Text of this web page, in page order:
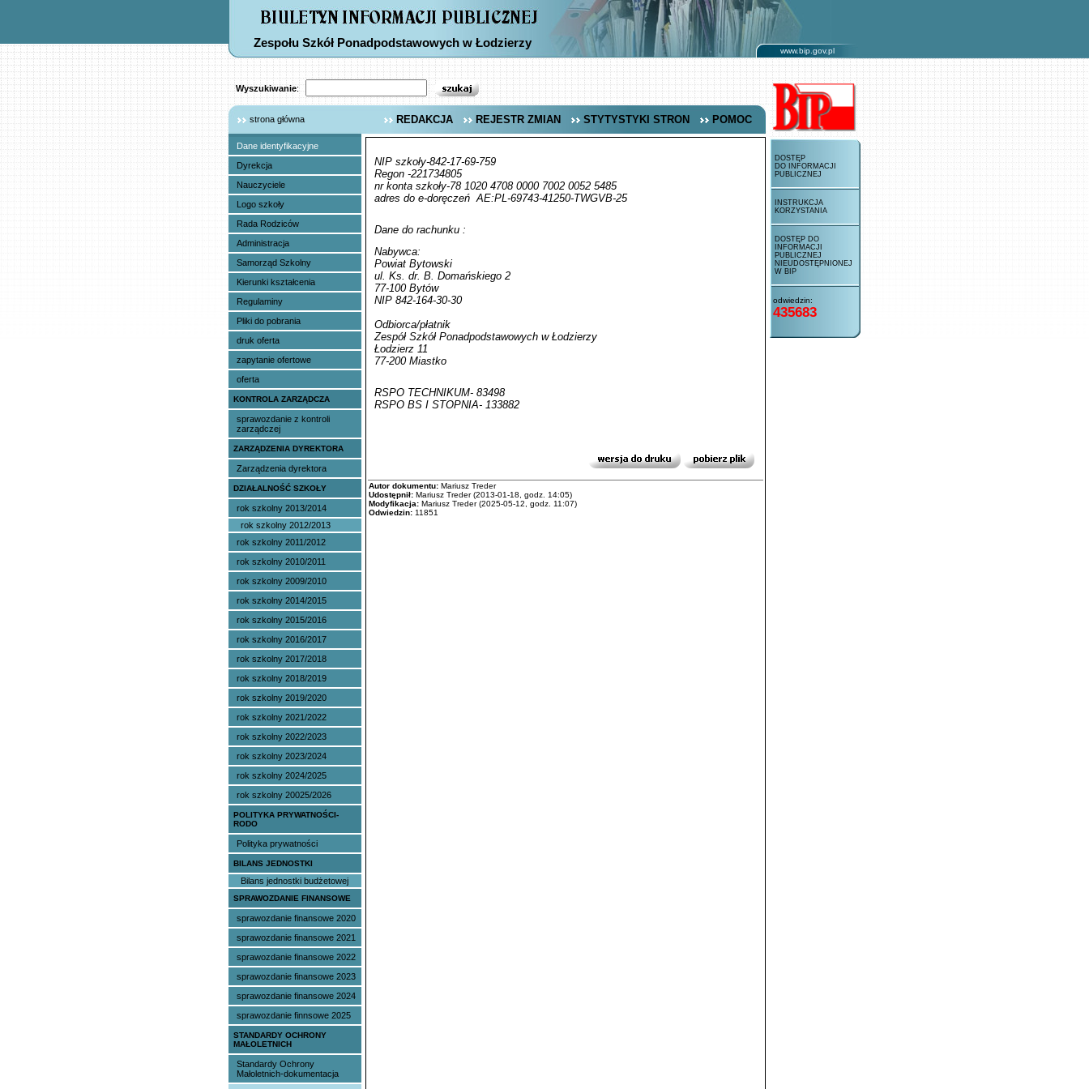
Zespołu Szkół Ponadpodstawowych w Łodzierzy
www.bip.gov.pl
Wyszukiwanie:
strona główna REDAKCJA REJESTR ZMIAN STYTYSTYKI STRON POMOC
Dane identyfikacyjne
Dyrekcja
Nauczyciele
Logo szkoły
Rada Rodziców
Administracja
Samorząd Szkolny
Kierunki kształcenia
Regulaminy
Pliki do pobrania
druk oferta
zapytanie ofertowe
oferta
KONTROLA ZARZĄDCZA
sprawozdanie z kontroli
zarządczej
ZARZĄDZENIA DYREKTORA
Zarządzenia dyrektora
DZIAŁALNOŚĆ SZKOŁY
rok szkolny 2013/2014
rok szkolny 2012/2013
rok szkolny 2011/2012
rok szkolny 2010/2011
rok szkolny 2009/2010
rok szkolny 2014/2015
rok szkolny 2015/2016
rok szkolny 2016/2017
rok szkolny 2017/2018
rok szkolny 2018/2019
rok szkolny 2019/2020
rok szkolny 2021/2022
rok szkolny 2022/2023
rok szkolny 2023/2024
rok szkolny 2024/2025
rok szkolny 20025/2026
POLITYKA PRYWATNOŚCI-
RODO
Polityka prywatności
BILANS JEDNOSTKI
Bilans jednostki budżetowej
SPRAWOZDANIE FINANSOWE
sprawozdanie finansowe 2020
sprawozdanie finansowe 2021
sprawozdanie finansowe 2022
sprawozdanie finansowe 2023
sprawozdanie finansowe 2024
sprawozdanie finnsowe 2025
STANDARDY OCHRONY
MAŁOLETNICH
Standardy Ochrony
Małoletnich-dokumentacja
NIP szkoły-842-17-69-759
Regon -221734805
nr konta szkoły-78 1020 4708 0000 7002 0052 5485
adres do e-doręczeń AE:PL-69743-41250-TWGVB-25
Dane do rachunku :
Nabywca:
Powiat Bytowski
ul. Ks. dr. B. Domańskiego 2
77-100 Bytów
NIP 842-164-30-30
Odbiorca/płatnik
Zespół Szkół Ponadpodstawowych w Łodzierzy
Łodzierz 11
77-200 Miastko
RSPO TECHNIKUM- 83498
RSPO BS I STOPNIA- 133882
Autor dokumentu: Mariusz Treder
Udostępnił: Mariusz Treder (2013-01-18, godz. 14:05)
Modyfikacja: Mariusz Treder (2025-05-12, godz. 11:07)
Odwiedzin: 11851
DOSTĘP
DO INFORMACJI
PUBLICZNEJ
INSTRUKCJA
KORZYSTANIA
DOSTĘP DO
INFORMACJI
PUBLICZNEJ
NIEUDOSTĘPNIONEJ
W BIP
odwiedzin:
435683